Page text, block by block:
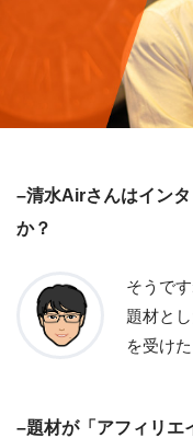
–清水Airさんはイン
か？
そうで
題材と
を受け
–題材が「アフィリエ